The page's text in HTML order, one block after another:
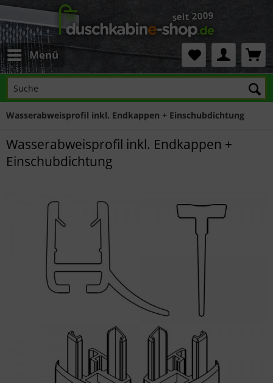
Menü
Wasserabweisprofil inkl. Endkappen + Einschubdichtung
Wasserabweisprofil inkl. Endkappen +
Einschubdichtung